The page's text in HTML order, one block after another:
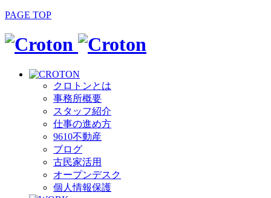
PAGE TOP
クロトンとは
事務所概要
スタッフ紹介
仕事の進め方
9610不動産
ブログ
古民家活用
オープンデスク
個人情報保護